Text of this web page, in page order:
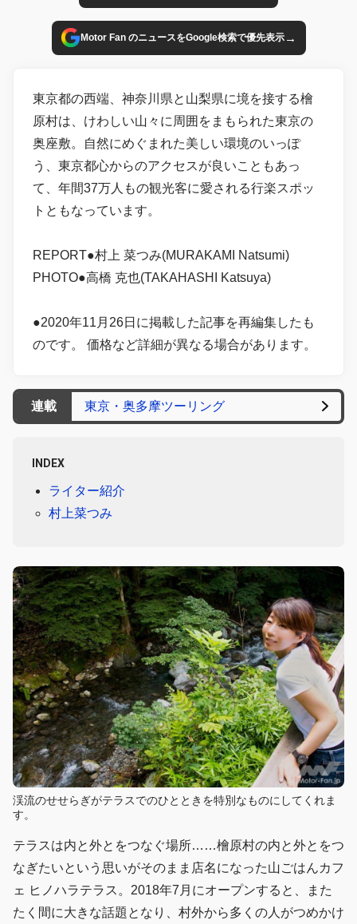
Motor Fan のニュースをGoogle検索で優先表示→
東京都の西端、神奈川県と山梨県に境を接する檜
原村は、けわしい山々に周囲をまもられた東京の
奥座敷。自然にめぐまれた美しい環境のいっぽ
う、東京都心からのアクセスが良いこともあっ
て、年間37万人もの観光客に愛される行楽スポッ
トともなっています。
REPORT●村上 菜つみ(MURAKAMI Natsumi)
PHOTO●高橋 克也(TAKAHASHI Katsuya)
●2020年11月26日に掲載した記事を再編集したも
のです。 価格など詳細が異なる場合があります。
連載 東京・奥多摩ツーリング
INDEX
ライター紹介
村上菜つみ
渓流のせせらぎがテラスでのひとときを特別なものにしてくれま
す。
テラスは内と外とをつなぐ場所……檜原村の内と外とをつ
なぎたいという思いがそのまま店名になった山ごはんカフ
ェ ヒノハラテラス。2018年7月にオープンすると、また
たく間に大きな話題となり、村外から多くの人がつめかけ